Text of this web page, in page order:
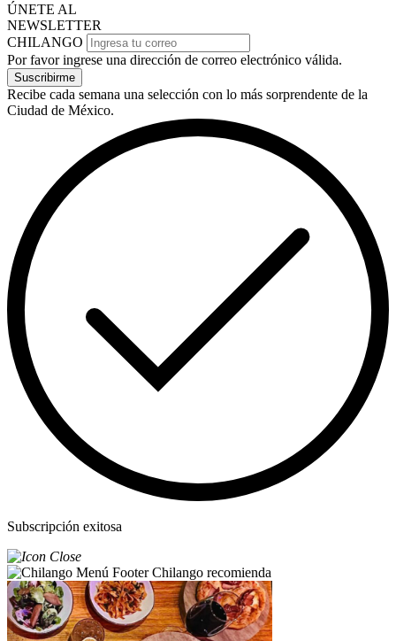
ÚNETE AL
NEWSLETTER
CHILANGO
Por favor ingrese una dirección de correo electrónico válida.
Suscribirme
Recibe cada semana una selección con lo más sorprendente de la
Ciudad de México.
Subscripción exitosa
Chilango recomienda